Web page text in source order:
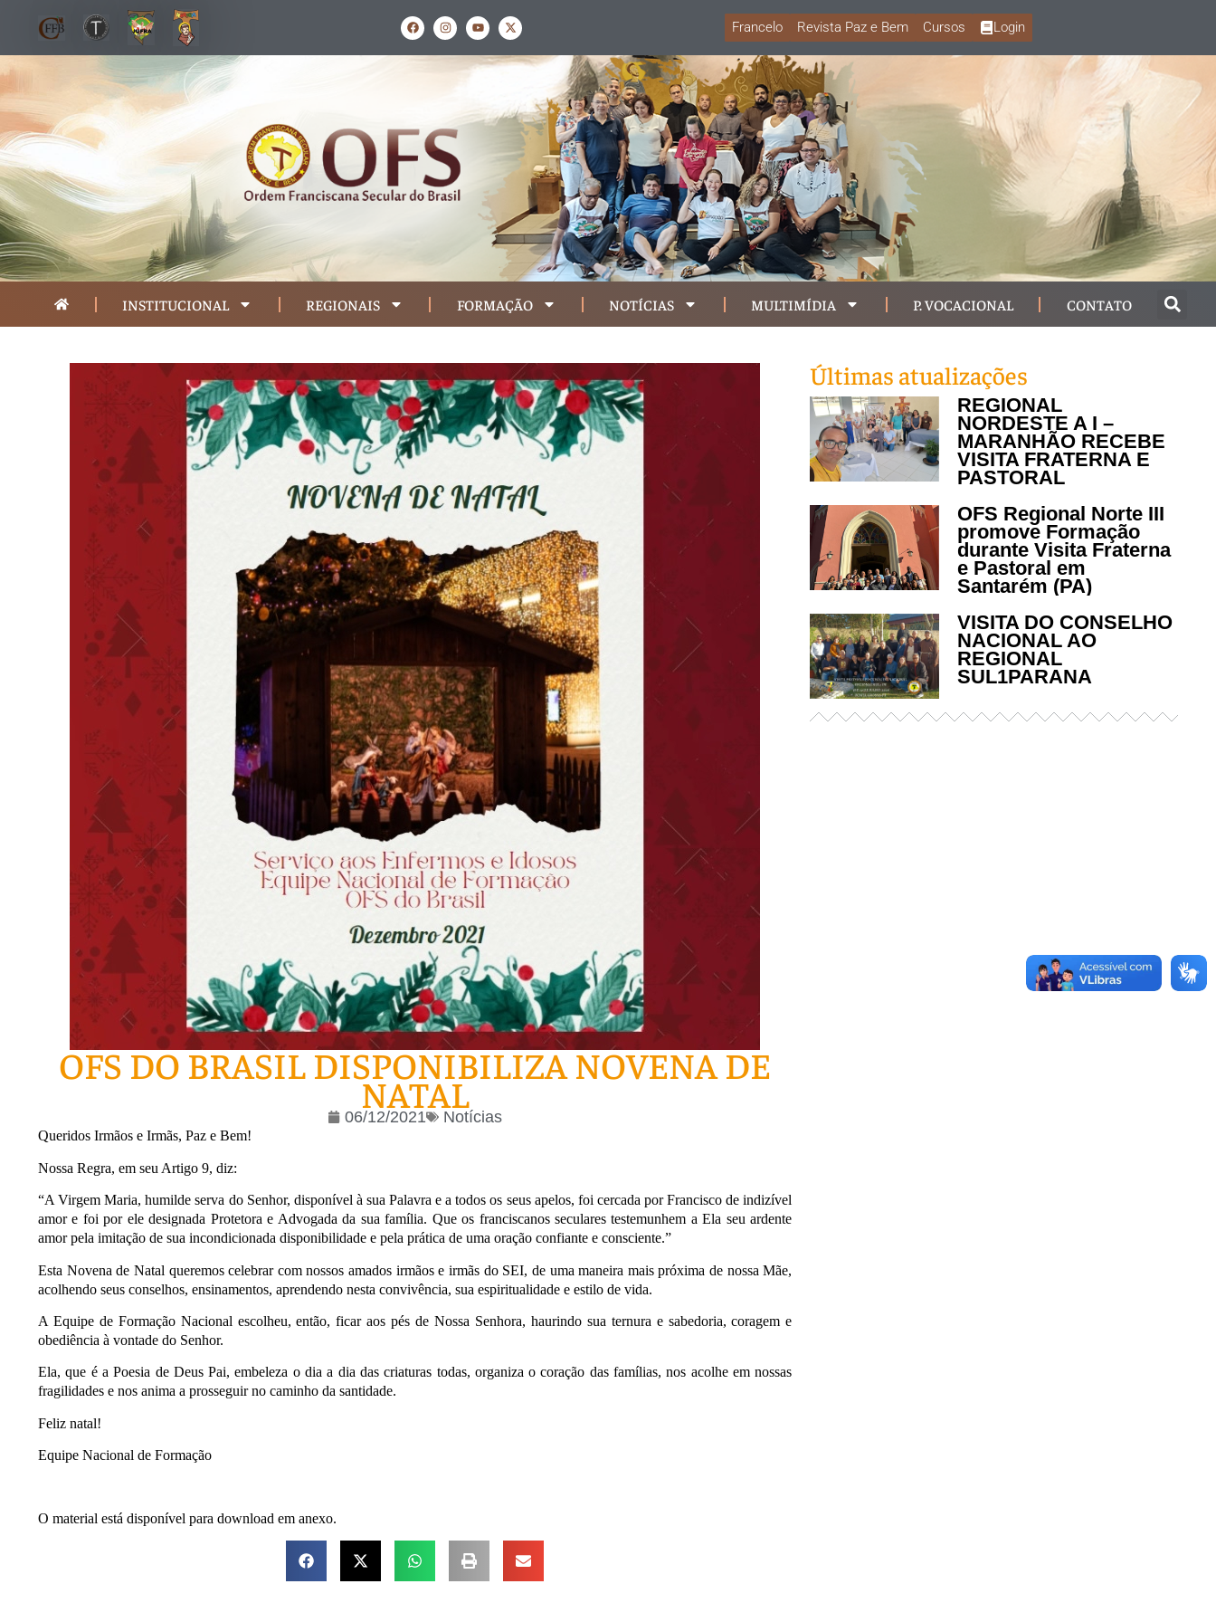
Francelo Revista Paz e Bem Cursos Login
INSTITUCIONAL REGIONAIS FORMAÇÃO NOTÍCIAS MULTIMÍDIA P. VOCACIONAL CONTATO
OFS DO BRASIL DISPONIBILIZA NOVENA DE
NATAL
06/12/2021 Notícias
Queridos Irmãos e Irmãs, Paz e Bem!
Nossa Regra, em seu Artigo 9, diz:
“A Virgem Maria, humilde serva do Senhor, disponível à sua Palavra e a todos os seus apelos, foi cercada por Francisco de indizível
amor e foi por ele designada Protetora e Advogada da sua família. Que os franciscanos seculares testemunhem a Ela seu ardente
amor pela imitação de sua incondicionada disponibilidade e pela prática de uma oração confiante e consciente.”
Esta Novena de Natal queremos celebrar com nossos amados irmãos e irmãs do SEI, de uma maneira mais próxima de nossa Mãe,
acolhendo seus conselhos, ensinamentos, aprendendo nesta convivência, sua espiritualidade e estilo de vida.
A Equipe de Formação Nacional escolheu, então, ficar aos pés de Nossa Senhora, haurindo sua ternura e sabedoria, coragem e
obediência à vontade do Senhor.
Ela, que é a Poesia de Deus Pai, embeleza o dia a dia das criaturas todas, organiza o coração das famílias, nos acolhe em nossas
fragilidades e nos anima a prosseguir no caminho da santidade.
Feliz natal!
Equipe Nacional de Formação
O material está disponível para download em anexo.
Últimas atualizações
REGIONAL
NORDESTE A I –
MARANHÃO RECEBE
VISITA FRATERNA E
PASTORAL
OFS Regional Norte III
promove Formação
durante Visita Fraterna
e Pastoral em
Santarém (PA)
VISITA DO CONSELHO
NACIONAL AO
REGIONAL
SUL1PARANA